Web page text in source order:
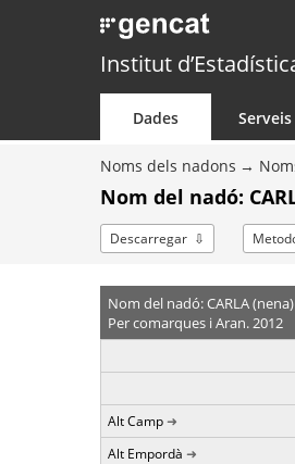
Institut
Dades Serveis
Noms dels nadons
Nom del nadó:
Descarregar
Nom del nadó: CARLA (nena)
Per comarques i Aran. 2012
Alt Camp
Alt Empordà